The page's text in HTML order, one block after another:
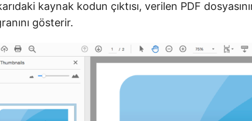
kaynak kodun çıktısı, verilen PDF
gösterir.